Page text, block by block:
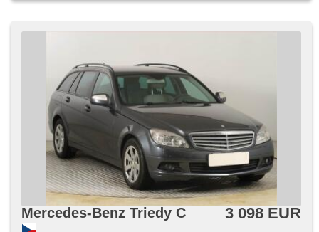
Mercedes-Benz Triedy C 3 098 EUR